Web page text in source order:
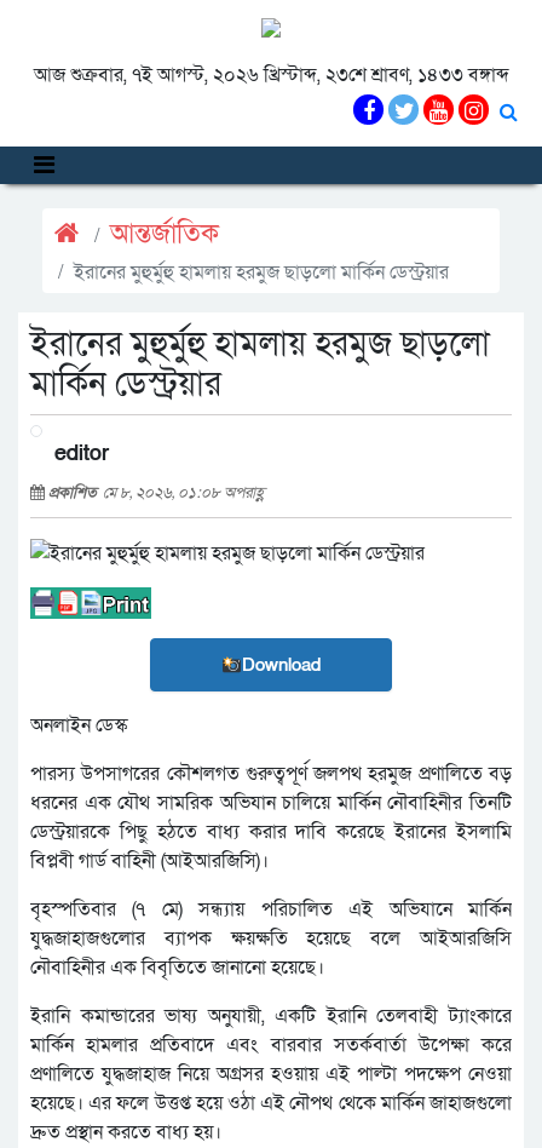
আজ শুক্রবার, ৭ই আগস্ট, ২০২৬ খ্রিস্টাব্দ, ২৩শে শ্রাবণ, ১৪৩৩ বঙ্গাব্দ
আন্তর্জাতিক
ইরানের মুহুর্মুহু হামলায় হরমুজ ছাড়লো মার্কিন ডেস্ট্রয়ার
ইরানের মুহুর্মুহু হামলায় হরমুজ ছাড়লো
মার্কিন ডেস্ট্রয়ার
editor
প্রকাশিত মে ৮, ২০২৬, ০১:০৮ অপরাহ্ণ
Download
অনলাইন ডেস্ক
পারস্য উপসাগরের কৌশলগত গুরুত্বপূর্ণ জলপথ হরমুজ প্রণালিতে বড়
ধরনের এক যৌথ সামরিক অভিযান চালিয়ে মার্কিন নৌবাহিনীর তিনটি
ডেস্ট্রয়ারকে পিছু হঠতে বাধ্য করার দাবি করেছে ইরানের ইসলামি
বিপ্লবী গার্ড বাহিনী (আইআরজিসি)।
বৃহস্পতিবার (৭ মে) সন্ধ্যায় পরিচালিত এই অভিযানে মার্কিন
যুদ্ধজাহাজগুলোর ব্যাপক ক্ষয়ক্ষতি হয়েছে বলে আইআরজিসি
নৌবাহিনীর এক বিবৃতিতে জানানো হয়েছে।
ইরানি কমান্ডারের ভাষ্য অনুযায়ী, একটি ইরানি তেলবাহী ট্যাংকারে
মার্কিন হামলার প্রতিবাদে এবং বারবার সতর্কবার্তা উপেক্ষা করে
প্রণালিতে যুদ্ধজাহাজ নিয়ে অগ্রসর হওয়ায় এই পাল্টা পদক্ষেপ নেওয়া
হয়েছে। এর ফলে উত্তপ্ত হয়ে ওঠা এই নৌপথ থেকে মার্কিন জাহাজগুলো
দ্রুত প্রস্থান করতে বাধ্য হয়।